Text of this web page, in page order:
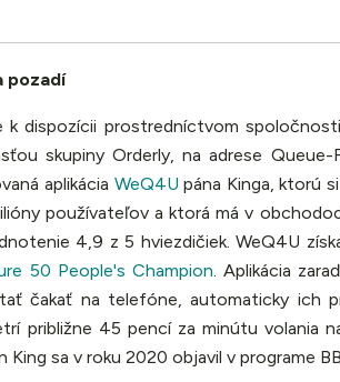
pozadí
k dispozícii prostredníctvom
skupiny Orderly, na adrese
aplikácia WeQ4U pána Kinga, ktorú
používateľov a ktorá má v
4,9 z 5 hviezdičiek. WeQ4U
50 People's Champion . Aplikácia
čakať na telefóne, automaticky ich
približne 45 pencí za minútu volania
King sa v roku 2020 objavil v programe